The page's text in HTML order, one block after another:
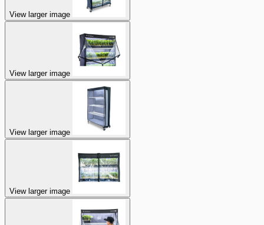
View larger image
View larger image
View larger image
View larger image